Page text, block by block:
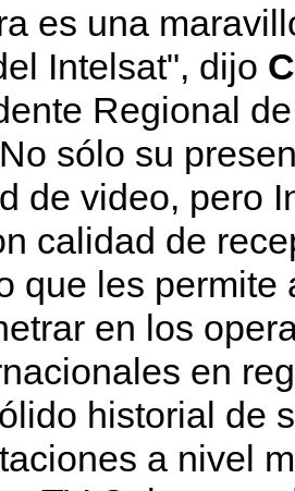
es una
Intelsat", dijo
Regional
sólo su
de video, pero
calidad de
que les
en los
en
historial de
a nivel